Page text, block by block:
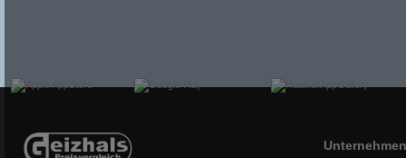
Unternehmen